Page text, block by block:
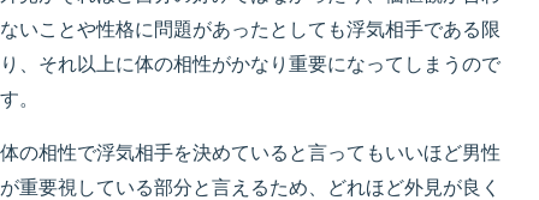
ないことや性格に問題があったとしても浮気相手である限
り、それ以上に体の相性がかなり重要になってしまうので
す。
体の相性で浮気相手を決めていると言ってもいいほど男性
が重要視している部分と言えるため、どれほど外見が良く